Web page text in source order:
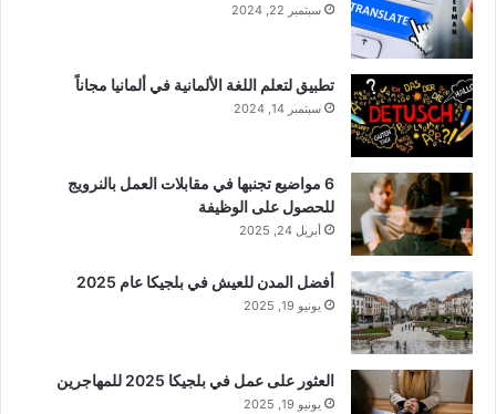
سبتمبر 22, 2024
تطبيق لتعلم اللغة الألمانية في ألمانيا مجاناً
سبتمبر 14, 2024
6 مواضيع تجنبها في مقابلات العمل بالنرويج
للحصول على الوظيفة
أبريل 24, 2025
أفضل المدن للعيش في بلجيكا عام 2025
يونيو 19, 2025
العثور على عمل في بلجيكا 2025 للمهاجرين
يونيو 19, 2025